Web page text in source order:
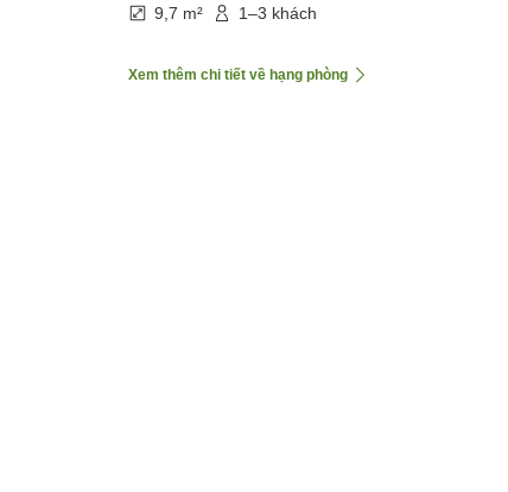
9,7 m² 1–3 khách
Xem thêm chi tiết về hạng phòng